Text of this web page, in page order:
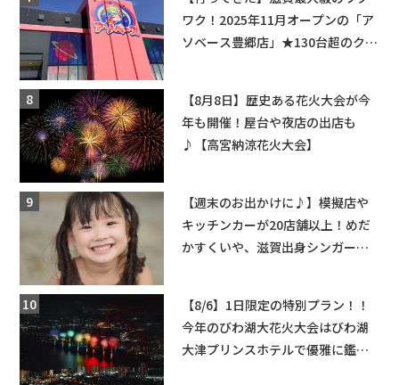
ワク！2025年11月オープンの「ア
ソベース豊郷店」★130台超のクレ
【8月8日】歴史ある花火大会が今
年も開催！屋台や夜店の出店も
♪【高宮納涼花火大会】
【週末のお出かけに♪】模擬店や
キッチンカーが20店舗以上！めだ
かすくいや、滋賀出身シンガーソ
【8/6】1日限定の特別プラン！！
今年のびわ湖大花火大会はびわ湖
大津プリンスホテルで優雅に鑑賞